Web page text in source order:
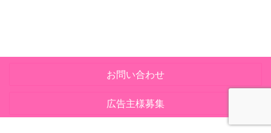
お問い合わせ
広告主様募集